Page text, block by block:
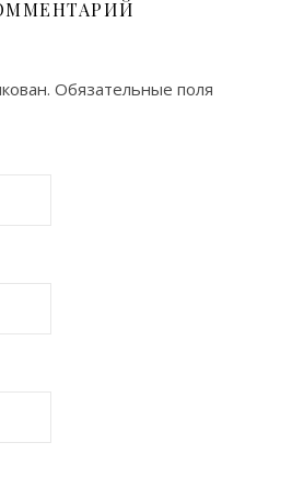
Обязательные поля